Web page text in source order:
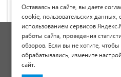
Commons « Attribution»
Непортированная
Политика обработки
Договор
Опубликовать
Оставаясь на сайте, вы даете
cookie, пользовательских
использованием сервисов
работы сайта, проведения
обзоров. Если вы не хотите,
обрабатывались, измените
сайт.